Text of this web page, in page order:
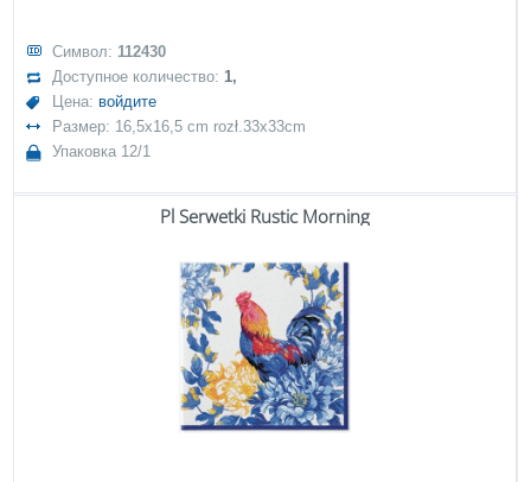
Символ: 112430
Доступное количество:1,
Цена: войдите
Размер: 16,5x16,5 cm rozł.33x33cm
Упаковка 12/1
Pl Serwetki Rustic Morning